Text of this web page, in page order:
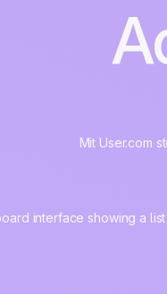
Mit User.com